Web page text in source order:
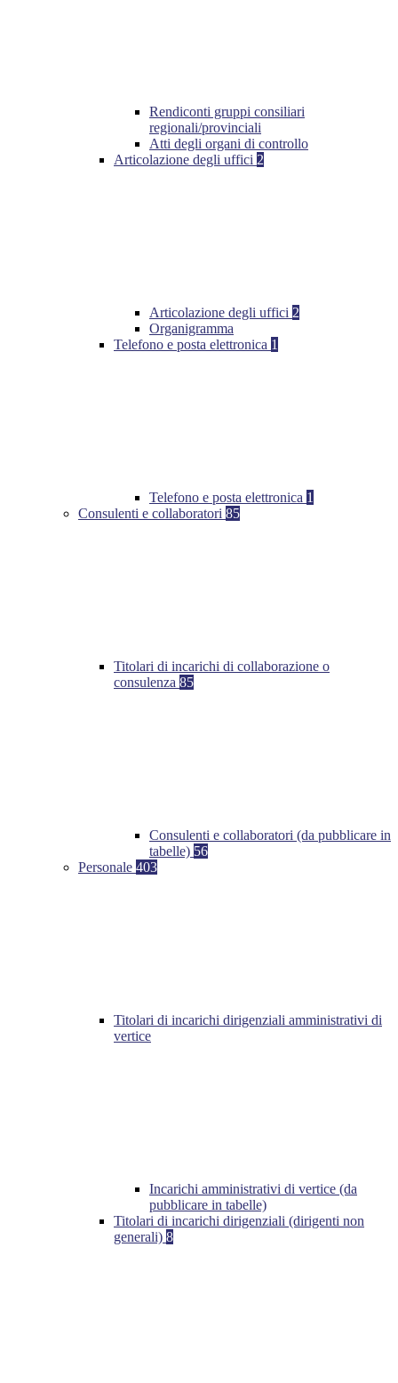
Rendiconti gruppi consiliari
regionali/provinciali
Atti degli organi di controllo
Articolazione degli uffici 2
Articolazione degli uffici 2
Organigramma
Telefono e posta elettronica 1
Telefono e posta elettronica 1
Consulenti e collaboratori 85
Titolari di incarichi di collaborazione o
consulenza 85
Consulenti e collaboratori (da pubblicare in
tabelle) 56
Personale 403
Titolari di incarichi dirigenziali amministrativi di
vertice
Incarichi amministrativi di vertice (da
pubblicare in tabelle)
Titolari di incarichi dirigenziali (dirigenti non
generali) 8